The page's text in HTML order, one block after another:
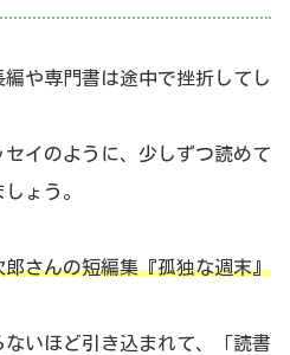
や専門書は途中で挫折してし
イのように、少しずつ読めて
ょう。
郎さんの短編集『孤独な週末』
いほど引き込まれて、「読書